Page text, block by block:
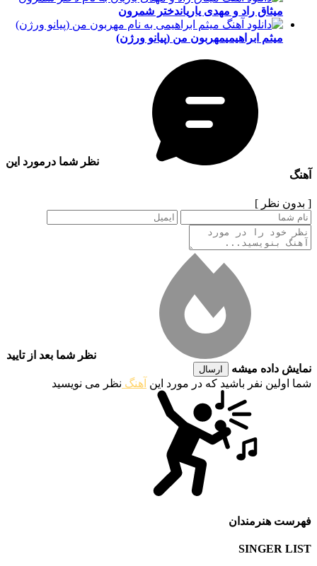
میثاق راد و مهدی یاریاندختر شمرون
میثم ابراهیمیمهربون من (پیانو ورژن)
نظر شما درمورد این
آهنگ
[ بدون نظر ]
نظر شما بعد از تایید
نمایش داده میشه
ارسال
شما اولین نفر باشید که در مورد این آهنگ نظر می نویسید
فهرست هنرمندان
SINGER LIST